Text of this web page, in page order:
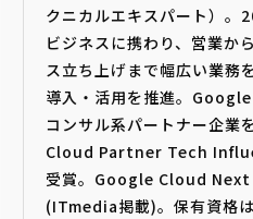
クニカルエキスパート）
ビジネスに携わり、営業か
ス立ち上げまで幅広い業
導入・活用を推進。
コンサル系パートナー企業
Cloud Partner Tech
受賞。Google Cloud
(ITmedia掲載)。保有資